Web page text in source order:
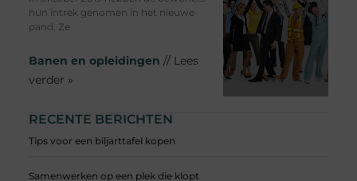
RECENTE BERICHTEN
Tips voor een biljarttafel kopen
Samenwerken op een plek die klopt
hun intrek genomen in het nieuwe
pand. Ze
Banen en opleidingen // Lees
verder »